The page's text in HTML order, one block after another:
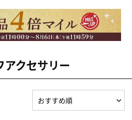
アクセサリー